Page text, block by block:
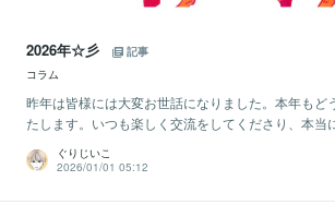
2026年☆彡
記事
コラム
昨年は皆様には大変お世話になりました。本年もど
たします。いつも楽しく交流をしてくださり、本当
ぐりじいこ
2026/01/01 05:12